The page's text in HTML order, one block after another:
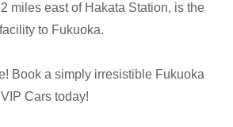
miles east of Hakata Station, is the
to Fukuoka.
Book a simply irresistible Fukuoka
Cars today!